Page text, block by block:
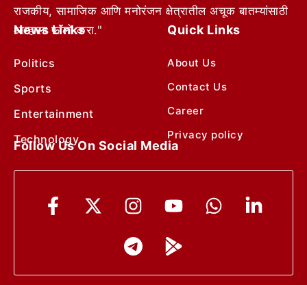
राजकीय, सामाजिक आणि मनोरंजन क्षेत्रातील अचूक बातम्यांसाठी
आम्हाला फॉलो करा."
News Links
Politics
Sports
Entertainment
Technology
Quick Links
About Us
Contact Us
Career
Privacy policy
Follow Us On Social Media